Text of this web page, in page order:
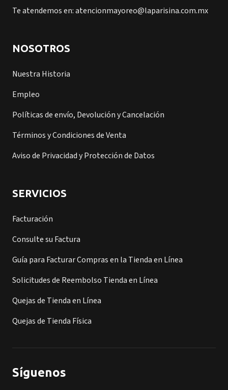
Te atendemos en: atencionmayoreo@laparisina.com.mx
NOSOTROS
Nuestra Historia
Empleo
Políticas de envío, Devolución y Cancelación
Términos y Condiciones de Venta
Aviso de Privacidad y Protección de Datos
SERVICIOS
Facturación
Consulte su Factura
Guía para Facturar Compras en la Tienda en Línea
Solicitudes de Reembolso Tienda en Línea
Quejas de Tienda en Línea
Quejas de Tienda Física
Síguenos